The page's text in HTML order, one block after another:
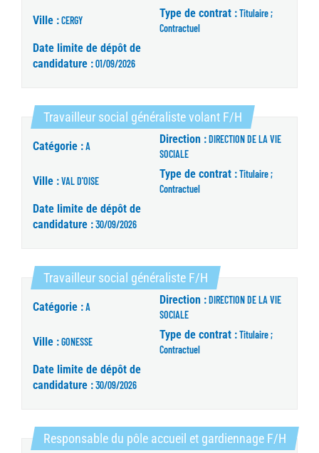
Ville :CERGY
Type de contrat :Titulaire ;
Contractuel
Date limite de dépôt de
candidature :01/09/2026
Travailleur social généraliste volant F/H (Nouvelle
Catégorie :A
Direction :DIRECTION DE LA VIE
SOCIALE
Ville :VAL D'OISE
Type de contrat :Titulaire ;
Contractuel
Date limite de dépôt de
candidature :30/09/2026
Travailleur social généraliste F/H (Nouvelle fenêtre)
Catégorie :A
Direction :DIRECTION DE LA VIE
SOCIALE
Ville :GONESSE
Type de contrat :Titulaire ;
Contractuel
Date limite de dépôt de
candidature :30/09/2026
Responsable du pôle accueil et gardiennage F/H